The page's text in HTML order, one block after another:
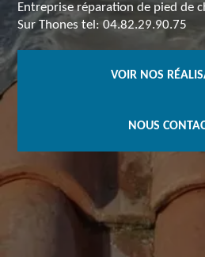
Entreprise réparation de pied de
Sur Thones tel: 04.82.29.90.75
VOIR NOS
NOUS